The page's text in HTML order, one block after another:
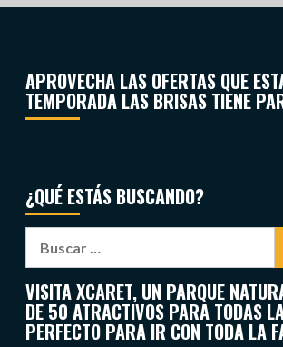
APROVECHA LAS OFERTAS QUE
TEMPORADA LAS BRISAS TIENE
¿QUÉ ESTÁS BUSCANDO?
VISITA XCARET, UN PARQUE
DE 50 ATRACTIVOS PARA TODAS
PERFECTO PARA IR CON TODA LA